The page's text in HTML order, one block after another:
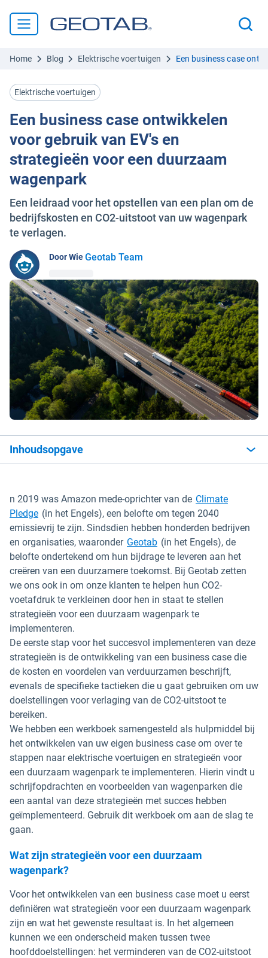
Home Blog Elektrische voertuigen Een business case
Elektrische voertuigen
Een business case ontwikkelen
voor gebruik van EV's en
strategieën voor een duurzaam
wagenpark
Een leidraad voor het opstellen van een plan om de
bedrijfskosten en CO2-uitstoot van uw wagenpark
te verlagen.
Door WieGeotab Team
Inhoudsopgave
n 2019 was Amazon mede-oprichter van de Climate
PledgeOpenen in een nieuw venster
(in het Engels), een belofte om tegen 2040
emissievrij te zijn. Sindsdien hebben honderden bedrijven
en organisaties, waaronder GeotabOpenen in een nieuw
(in het Engels), de
belofte ondertekend om hun bijdrage te leveren aan het
creëren van een duurzamere toekomst. Bij Geotab zetten
we ons ook in om onze klanten te helpen hun CO2-
voetafdruk te verkleinen door hen in staat te stellen
strategieën voor een duurzaam wagenpark te
implementeren.
De eerste stap voor het succesvol implementeren van deze
strategieën is de ontwikkeling van een business case die
de kosten en voordelen van verduurzamen beschrijft,
evenals de specifieke tactieken die u gaat gebruiken om uw
doelstellingen voor verlaging van de CO2-uitstoot te
bereiken.
We hebben een werkboek samengesteld als hulpmiddel bij
het ontwikkelen van uw eigen business case om over te
stappen naar elektrische voertuigen en strategieën voor
een duurzaam wagenpark te implementeren. Hierin vindt u
schrijfopdrachten en voorbeelden van wagenparken die
een aantal van deze strategieën met succes hebben
geïmplementeerd. Gebruik dit werkboek om aan de slag te
gaan.
Wat zijn strategieën voor een duurzaam
wagenpark?
Voor het ontwikkelen van een business case moet u eerst
definiëren wat strategieën voor een duurzaam wagenpark
zijn en wat het gewenste resultaat is. In het algemeen
kunnen we een onderscheid maken tussen twee
hoofddoelstellingen: het verminderen van de CO2-uitstoot